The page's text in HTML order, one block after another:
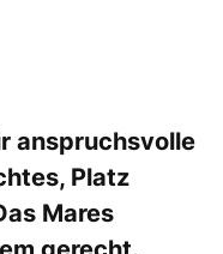
anspruchsvolle
Platz
Mares